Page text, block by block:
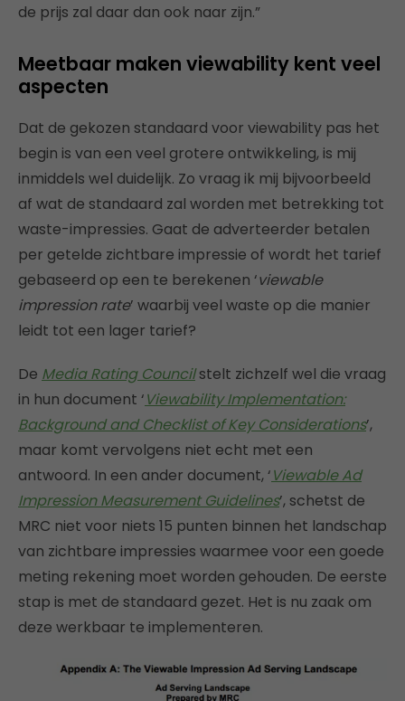
de prijs zal daar dan ook naar zijn.”
Meetbaar maken viewability kent veel
aspecten
Dat de gekozen standaard voor viewability pas het
begin is van een veel grotere ontwikkeling, is mij
inmiddels wel duidelijk. Zo vraag ik mij bijvoorbeeld
af wat de standaard zal worden met betrekking tot
waste-impressies. Gaat de adverteerder betalen
per getelde zichtbare impressie of wordt het tarief
gebaseerd op een te berekenen ‘viewable
impression rate’ waarbij veel waste op die manier
leidt tot een lager tarief?
De Media Rating Councilstelt zichzelf wel die vraag
in hun document ‘Viewability Implementation:
Background and Checklist of Key Considerations’,
maar komt vervolgens niet echt met een
antwoord. In een ander document, ‘Viewable Ad
Impression Measurement Guidelines’, schetst de
MRC niet voor niets 15 punten binnen het landschap
van zichtbare impressies waarmee voor een goede
meting rekening moet worden gehouden. De eerste
stap is met de standaard gezet. Het is nu zaak om
deze werkbaar te implementeren.